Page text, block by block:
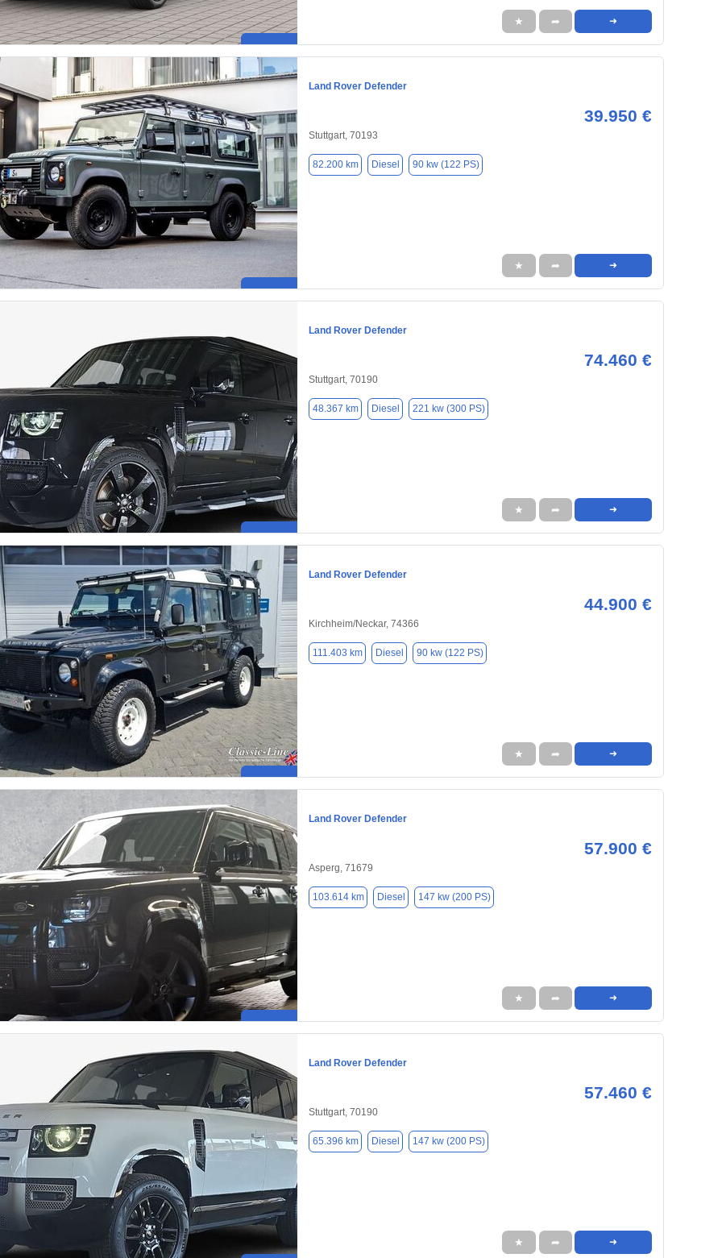
★ ➦ ➜
Land Rover Defender
39.950 €
Stuttgart, 70193
82.200 km Diesel 90 kw (122 PS)
★ ➦ ➜
Land Rover Defender
74.460 €
Stuttgart, 70190
48.367 km Diesel 221 kw (300 PS)
★ ➦ ➜
Land Rover Defender
44.900 €
Kirchheim/Neckar, 74366
111.403 km Diesel 90 kw (122 PS)
★ ➦ ➜
Land Rover Defender
57.900 €
Asperg, 71679
103.614 km Diesel 147 kw (200 PS)
★ ➦ ➜
Land Rover Defender
57.460 €
Stuttgart, 70190
65.396 km Diesel 147 kw (200 PS)
★ ➦ ➜